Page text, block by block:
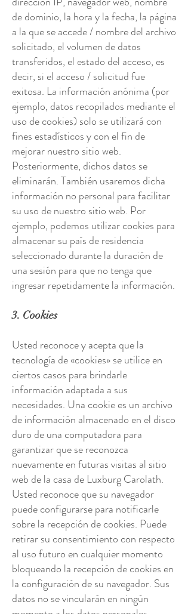
de dominio, la hora y la fecha, la página
a la que se accede / nombre del archivo
solicitado, el volumen de datos
transferidos, el estado del acceso, es
decir, si el acceso / solicitud fue
exitosa. La información anónima (por
ejemplo, datos recopilados mediante el
uso de cookies) solo se utilizará con
fines estadísticos y con el fin de
mejorar nuestro sitio web.
Posteriormente, dichos datos se
eliminarán. También usaremos dicha
información no personal para facilitar
su uso de nuestro sitio web. Por
ejemplo, podemos utilizar cookies para
almacenar su país de residencia
seleccionado durante la duración de
una sesión para que no tenga que
ingresar repetidamente la información.
3. Cookies
Usted reconoce y acepta que la
tecnología de «cookies» se utilice en
ciertos casos para brindarle
información adaptada a sus
necesidades. Una cookie es un archivo
de información almacenado en el disco
duro de una computadora para
garantizar que se reconozca
nuevamente en futuras visitas al sitio
web de la casa de Luxburg Carolath.
Usted reconoce que su navegador
puede configurarse para notificarle
sobre la recepción de cookies. Puede
retirar su consentimiento con respecto
al uso futuro en cualquier momento
bloqueando la recepción de cookies en
la configuración de su navegador. Sus
datos no se vincularán en ningún